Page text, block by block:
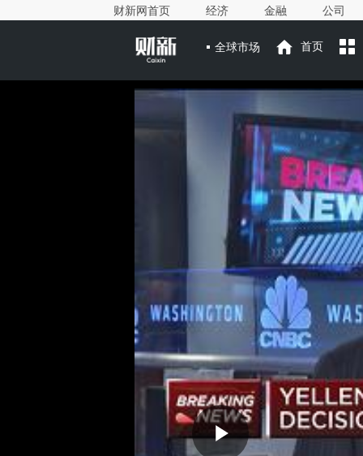
财新网首页 经济 金融 公司
全球市场 首页